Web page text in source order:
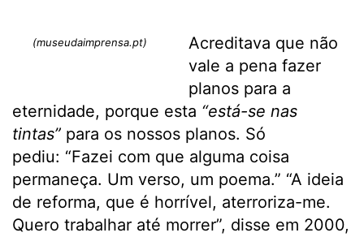
(museudaimprensa.pt)
Acreditava que não
vale a pena fazer
planos para a
eternidade, porque esta “está-se nas
tintas” para os nossos planos. Só
pediu: “Fazei com que alguma coisa
permaneça. Um verso, um poema.” “A ideia
de reforma, que é horrível, aterroriza-me.
Quero trabalhar até morrer”, disse em 2000,